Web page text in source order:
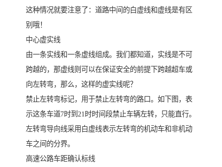
这种情况就要注意了：道路中间的白虚线和虚线是有区
别哦！
中心虚实线
由一条实线和一条虚线组成。我们都知道，实线是不可
跨越的，那虚线则可以在保证安全的前提下跨越超车或
向左转弯，那么，这样的虚实线呢？
禁止左转弯标记，用于禁止左转弯的路口。如下图，表
示这条车道7时到21时时间段禁止车辆左转，只能直行。
左转弯导向线采用白虚线表示左转弯的机动车和非机动
车之间的分界。
高速公路车距确认标线